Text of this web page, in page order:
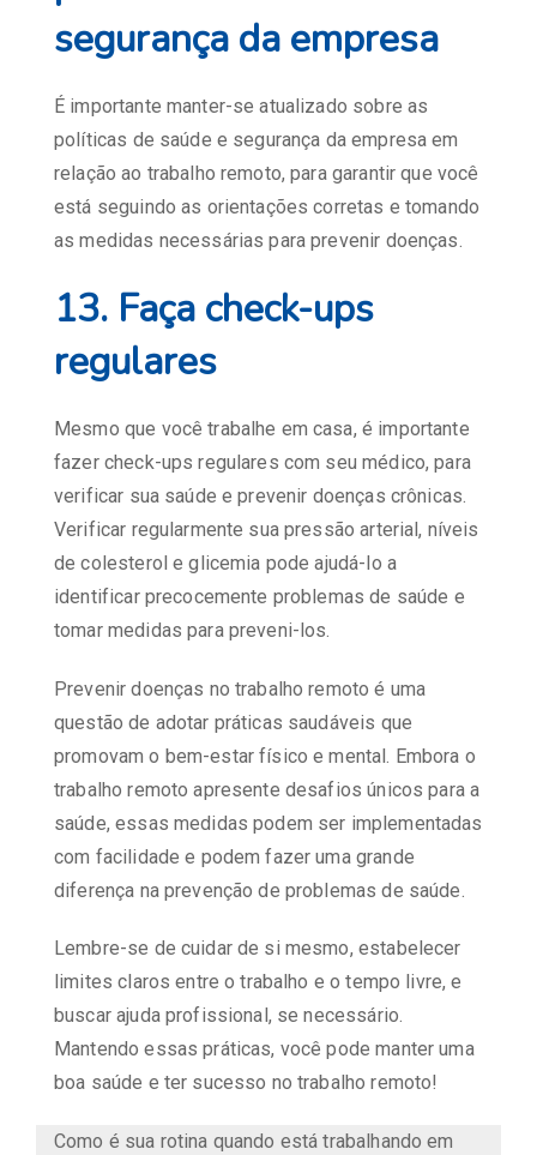
segurança da empresa
É importante manter-se atualizado sobre as
políticas de saúde e segurança da empresa em
relação ao trabalho remoto, para garantir que você
está seguindo as orientações corretas e tomando
as medidas necessárias para prevenir doenças.
13. Faça check-ups
regulares
Mesmo que você trabalhe em casa, é importante
fazer check-ups regulares com seu médico, para
verificar sua saúde e prevenir doenças crônicas.
Verificar regularmente sua pressão arterial, níveis
de colesterol e glicemia pode ajudá-lo a
identificar precocemente problemas de saúde e
tomar medidas para preveni-los.
Prevenir doenças no trabalho remoto é uma
questão de adotar práticas saudáveis que
promovam o bem-estar físico e mental. Embora o
trabalho remoto apresente desafios únicos para a
saúde, essas medidas podem ser implementadas
com facilidade e podem fazer uma grande
diferença na prevenção de problemas de saúde.
Lembre-se de cuidar de si mesmo, estabelecer
limites claros entre o trabalho e o tempo livre, e
buscar ajuda profissional, se necessário.
Mantendo essas práticas, você pode manter uma
boa saúde e ter sucesso no trabalho remoto!
Como é sua rotina quando está trabalhando em